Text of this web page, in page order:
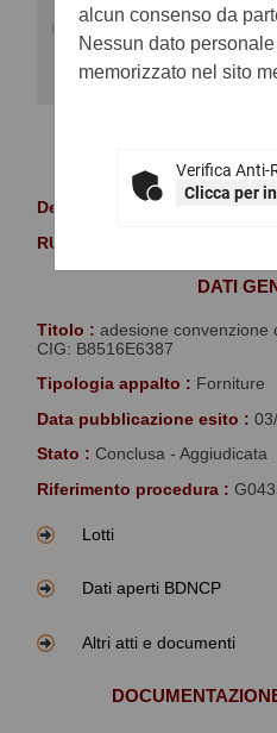
alcun consenso da
Nessun dato
memorizzato nel sito
Verifica Anti-
Clicca per
Questa funzionalità
dati di dettaglio
compresi i
"Lotti" si accede alle
CONTENUTO
STAZIONE
Denominazione :
Comune di
RUP :
DATI
Titolo : adesione convenzione
CIG: B8516E6387
Tipologia appalto : Forniture
Data pubblicazione esito :
Stato : Conclusa - Aggiudicata
Riferimento procedura :
Lotti
Dati aperti BDNCP
Altri atti e documenti